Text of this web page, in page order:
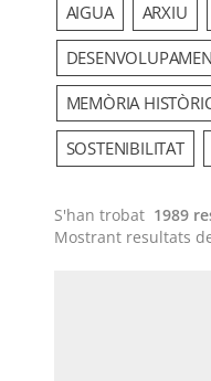
AIGUA ARXIU
MEMÒRIA
SOSTENIBILITAT
S'han trobat 1989
Mostrant resultats